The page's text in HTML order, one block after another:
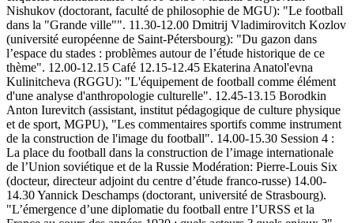
Nishukov (doctorant, faculté de philosophie de MGU): "Le football
dans la "Grande ville"". 11.30-12.00 Dmitrij Vladimirovitch Kozlov
(université européenne de Saint-Pétersbourg): "Du gazon dans
l’espace du stades : problèmes autour de l’étude historique de ce
thème". 12.00-12.15 Café 12.15-12.45 Ekaterina Anatol'evna
Kulinitcheva (RGGU): "L'équipement de football comme élément
d'une analyse d'anthropologie culturelle". 12.45-13.15 Borodkin
Anton Iurevitch (assistant, institut pédagogique de culture physique
et de sport, MGPU), "Les commentaires sportifs comme instrument
de la construction de l'image du football". 14.00-15.30 Session 4 :
La place du football dans la construction de l’image internationale
de l’Union soviétique et de la Russie Modération: Pierre-Louis Six
(docteur, directeur adjoint du centre d’étude franco-russe) 14.00-
14.30 Yannick Deschamps (doctorant, université de Strasbourg).
"L’émergence d’une diplomatie du football entre l’URSS et la